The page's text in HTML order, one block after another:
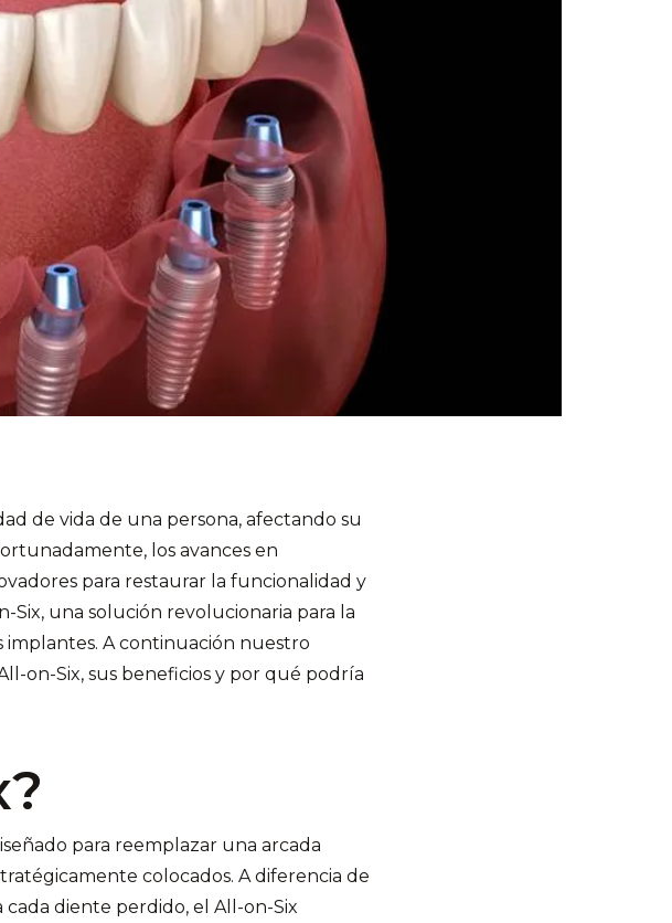
de vida de una persona, afectando su
los avances en
para restaurar la funcionalidad y
Six, una solución revolucionaria para la
implantes. A continuación nuestro
on-Six, sus beneficios y por qué podría
para reemplazar una arcada
colocados. A diferencia de
diente perdido, el All-on-Six